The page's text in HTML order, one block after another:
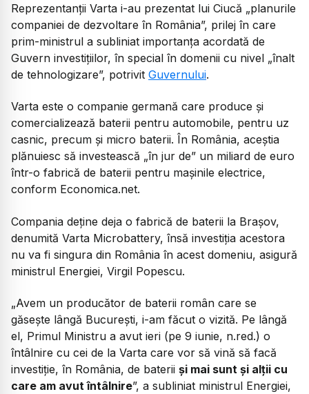
Reprezentanții Varta i-au prezentat lui Ciucă „planurile
companiei de dezvoltare în România”, prilej în care
prim-ministrul a subliniat importanţa acordată de
Guvern investiţiilor, în special în domenii cu nivel „înalt
de tehnologizare”, potrivit Guvernului.
Varta este o companie germană care produce și
comercializează baterii pentru automobile, pentru uz
casnic, precum și micro baterii. În România, aceștia
plănuiesc să investească „în jur de” un miliard de euro
într-o fabrică de baterii pentru mașinile electrice,
conform Economica.net.
Compania deţine deja o fabrică de baterii la Braşov,
denumită Varta Micro­battery, însă investiția acestora
nu va fi singura din România în acest domeniu, asigură
ministrul Energiei, Virgil Popescu.
„Avem un producător de baterii român care se
găseşte lângă Bucureşti, i-am făcut o vizită. Pe lângă
el, Primul Ministru a avut ieri (pe 9 iunie, n.red.) o
întâlnire cu cei de la Varta care vor să vină să facă
investiţie, în România, de baterii şi mai sunt şi alţii cu
care am avut întâlnire”, a subliniat ministrul Energiei,